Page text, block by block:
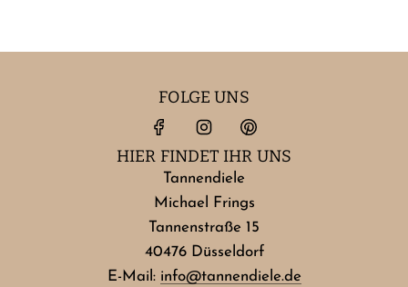
FOLGE UNS
HIER FINDET IHR UNS
Tannendiele
Michael Frings
Tannenstraße 15
40476 Düsseldorf
E-Mail: info@tannendiele.de